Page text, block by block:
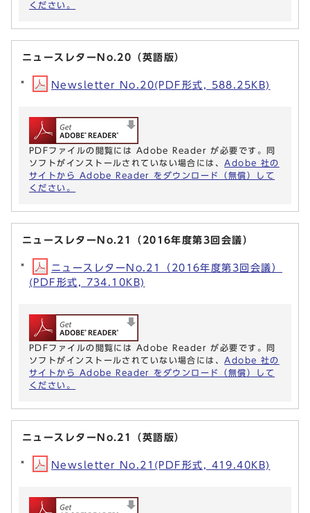
ください。
ニュースレターNo.20（英語版）
Newsletter No.20(PDF形式, 588.25KB)
PDFファイルの閲覧には Adobe Reader が必要です。同
ソフトがインストールされていない場合には、 Adobe 社の
サイトから Adobe Reader をダウンロード（無償）して
ください。
ニュースレターNo.21（2016年度第3回会議）
ニュースレターNo.21（2016年度第3回会議）
(PDF形式, 734.10KB)
PDFファイルの閲覧には Adobe Reader が必要です。同
ソフトがインストールされていない場合には、 Adobe 社の
サイトから Adobe Reader をダウンロード（無償）して
ください。
ニュースレターNo.21（英語版）
Newsletter No.21(PDF形式, 419.40KB)